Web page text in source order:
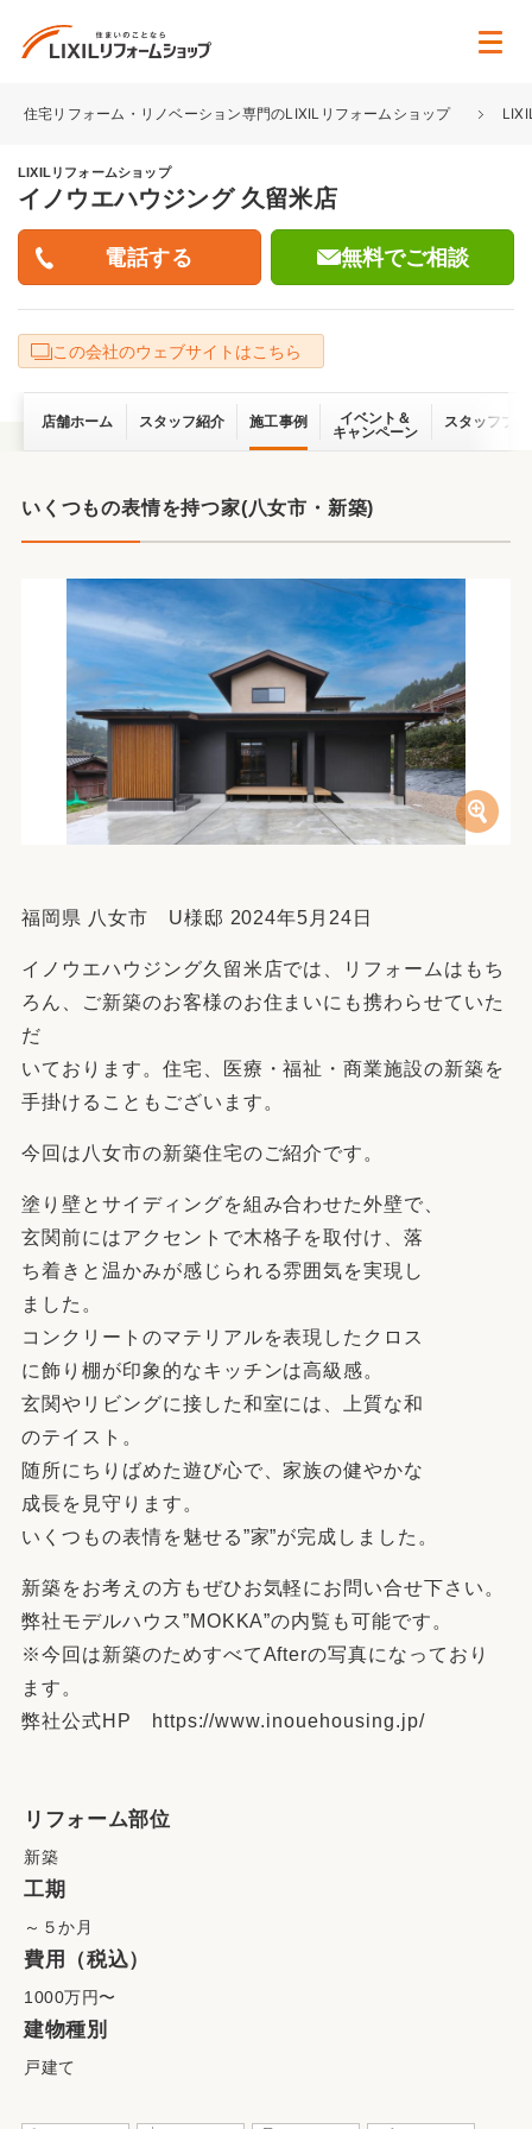
住宅リフォーム・リノベーション専門のLIXILリフォームショップ
LIXILリフォームショップ
イノウエハウジング 久留米店
無料でご相談
この会社のウェブサイトはこちら
店舗ホーム スタッフ紹介 施工事例
イベント＆
キャンペーン
スタッフブ
いくつもの表情を持つ家(八女市・新築)
福岡県 八女市 U様邸 2024年5月24日
イノウエハウジング久留米店では、リフォームはもち
ろん、ご新築のお客様のお住まいにも携わらせていた
だ
いております。住宅、医療・福祉・商業施設の新築を
手掛けることもございます。
今回は八女市の新築住宅のご紹介です。
塗り壁とサイディングを組み合わせた外壁で、
玄関前にはアクセントで木格子を取付け、落
ち着きと温かみが感じられる雰囲気を実現し
ました。
コンクリートのマテリアルを表現したクロス
に飾り棚が印象的なキッチンは高級感。
玄関やリビングに接した和室には、上質な和
のテイスト。
随所にちりばめた遊び心で、家族の健やかな
成長を見守ります。
いくつもの表情を魅せる”家”が完成しました。
新築をお考えの方もぜひお気軽にお問い合せ下さい。
弊社モデルハウス”MOKKA”の内覧も可能です。
※今回は新築のためすべてAfterの写真になっており
ます。
弊社公式HP https://www.inouehousing.jp/
リフォーム部位
新築
工期
～５か月
費用（税込）
1000万円〜
建物種別
戸建て